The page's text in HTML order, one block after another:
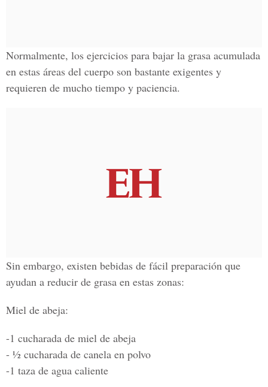
Normalmente, los ejercicios para bajar la grasa acumulada
en estas áreas del cuerpo son bastante exigentes y
requieren de mucho tiempo y paciencia.
Sin embargo, existen bebidas de fácil preparación que
ayudan a reducir de grasa en estas zonas:
Miel de abeja:
-1 cucharada de miel de abeja
- ½ cucharada de canela en polvo
-1 taza de agua caliente